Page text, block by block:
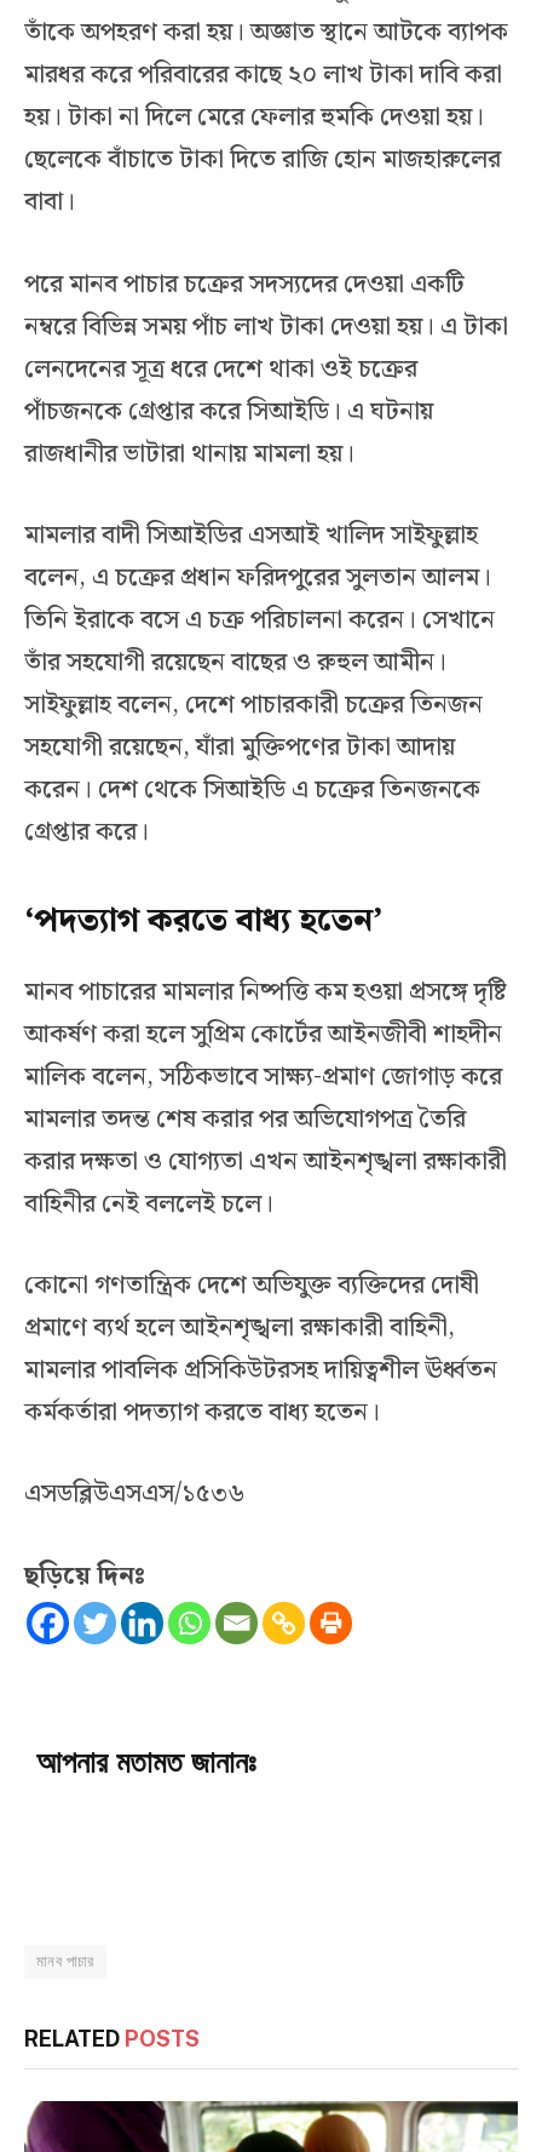
তাঁকে অপহরণ করা হয়। অজ্ঞাত স্থানে আটকে ব্যাপক
মারধর করে পরিবারের কাছে ২০ লাখ টাকা দাবি করা
হয়। টাকা না দিলে মেরে ফেলার হুমকি দেওয়া হয়।
ছেলেকে বাঁচাতে টাকা দিতে রাজি হোন মাজহারুলের
বাবা।
পরে মানব পাচার চক্রের সদস্যদের দেওয়া একটি
নম্বরে বিভিন্ন সময় পাঁচ লাখ টাকা দেওয়া হয়। এ টাকা
লেনদেনের সূত্র ধরে দেশে থাকা ওই চক্রের
পাঁচজনকে গ্রেপ্তার করে সিআইডি। এ ঘটনায়
রাজধানীর ভাটারা থানায় মামলা হয়।
মামলার বাদী সিআইডির এসআই খালিদ সাইফুল্লাহ
বলেন, এ চক্রের প্রধান ফরিদপুরের সুলতান আলম।
তিনি ইরাকে বসে এ চক্র পরিচালনা করেন। সেখানে
তাঁর সহযোগী রয়েছেন বাছের ও রুহুল আমীন।
সাইফুল্লাহ বলেন, দেশে পাচারকারী চক্রের তিনজন
সহযোগী রয়েছেন, যাঁরা মুক্তিপণের টাকা আদায়
করেন। দেশ থেকে সিআইডি এ চক্রের তিনজনকে
গ্রেপ্তার করে।
‘পদত্যাগ করতে বাধ্য হতেন’
মানব পাচারের মামলার নিষ্পত্তি কম হওয়া প্রসঙ্গে দৃষ্টি
আকর্ষণ করা হলে সুপ্রিম কোর্টের আইনজীবী শাহদীন
মালিক বলেন, সঠিকভাবে সাক্ষ্য-প্রমাণ জোগাড় করে
মামলার তদন্ত শেষ করার পর অভিযোগপত্র তৈরি
করার দক্ষতা ও যোগ্যতা এখন আইনশৃঙ্খলা রক্ষাকারী
বাহিনীর নেই বললেই চলে।
কোনো গণতান্ত্রিক দেশে অভিযুক্ত ব্যক্তিদের দোষী
প্রমাণে ব্যর্থ হলে আইনশৃঙ্খলা রক্ষাকারী বাহিনী,
মামলার পাবলিক প্রসিকিউটরসহ দায়িত্বশীল ঊর্ধ্বতন
কর্মকর্তারা পদত্যাগ করতে বাধ্য হতেন।
এসডব্লিউএসএস/১৫৩৬
ছড়িয়ে দিনঃ
আপনার মতামত জানানঃ
মানব পাচার
RELATED POSTS